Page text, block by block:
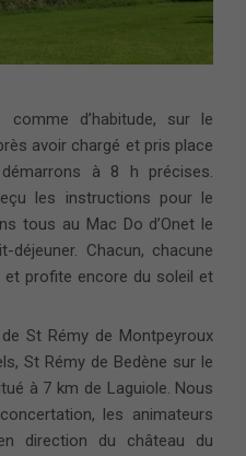
d’habitude, sur le
avoir chargé et pris place
à 8 h précises.
les instructions pour le
tous au Mac Do d’Onet le
Chacun, chacune
et profite encore du soleil et
St Rémy de Montpeyroux
St Rémy de Bedène sur le
à 7 km de Laguiole. Nous
les animateurs
direction du château du